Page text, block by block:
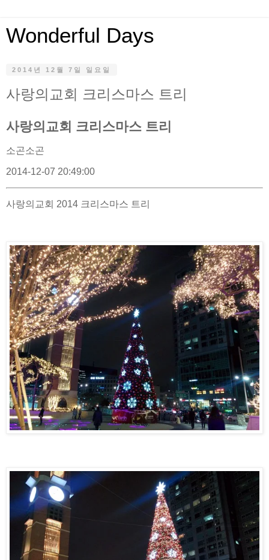
Wonderful Days
2014년 12월 7일 일요일
사랑의교회 크리스마스 트리
사랑의교회 크리스마스 트리
소곤소곤
2014-12-07 20:49:00
사랑의교회 2014 크리스마스 트리